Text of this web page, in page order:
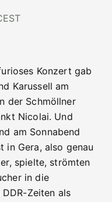
Konzert gab
Karussell am
der Schmöllner
Nicolai. Und
am Sonnabend
in Gera, also genau
spielte, strömten
in die
Zeiten als